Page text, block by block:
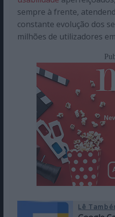
sempre à frente,
constante evolução dos
milhões de utilizadores
Lê